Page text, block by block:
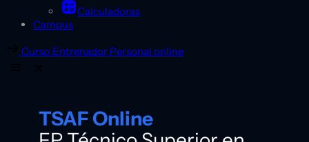
Calculadoras
Campus
Curso Entrenador Personal online
TSAF Online